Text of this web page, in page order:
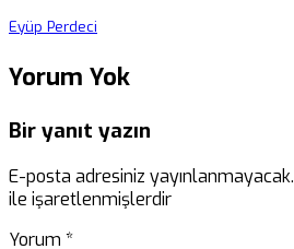
Eyüp Perdeci
Yorum Yok
Bir yanıt yazın
E-posta adresiniz yayınlanmayacak.
ile işaretlenmişlerdir
Yorum *